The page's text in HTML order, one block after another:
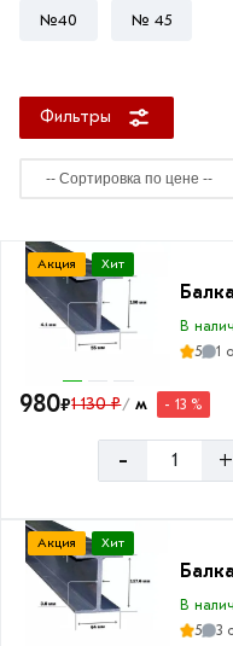
№40 № 45
Фильтры
Длина
6
м
Высота
двутавра
100
мм
мм
160
мм
Акция Хит
В
5
1
980₽1 130 ₽/ м - 13 %
- +
Акция Хит
В
5
3